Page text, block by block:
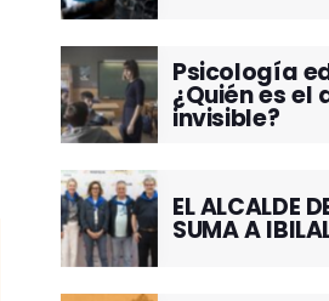
Psicología
¿Quién es el
invisible?
EL ALCALDE
SUMA A